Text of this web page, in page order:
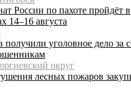
России по пахоте пройдёт в
14–16 августа
получили уголовное дело за
округ
лесных пожаров